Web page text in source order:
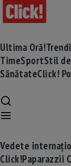
Ultima Oră!
TimeSportStil
SănătateClick!
Vedete
Click!Paparazzii